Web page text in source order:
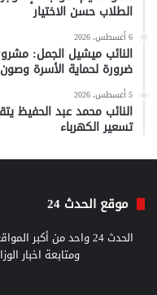
الطلاب حسن الاختيار
6 أغسطس، 2026
النائب ميشيل الجمل:
ضرورة لحماية الأسرة وصون
5 أغسطس، 2026
النائب محمد عبد الحفيظ
تسعير الكهرباء
موقع الحدث 24
الحدث 24 واحد من أكبر
ومتابعة اخبار